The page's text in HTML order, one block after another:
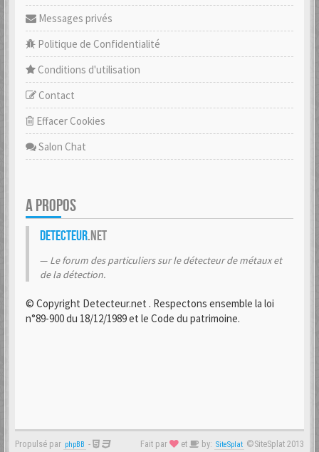
Messages privés
Politique de Confidentialité
Conditions d'utilisation
Contact
Effacer Cookies
Salon Chat
A PROPOS
Detecteur.net
Le forum des particuliers sur le détecteur de métaux et
de la détection.
© Copyright Detecteur.net . Respectons ensemble la loi
n°89-900 du 18/12/1989 et le Code du patrimoine.
Propulsé par phpBB - Fait par et by: SiteSplat ©SiteSplat 2013